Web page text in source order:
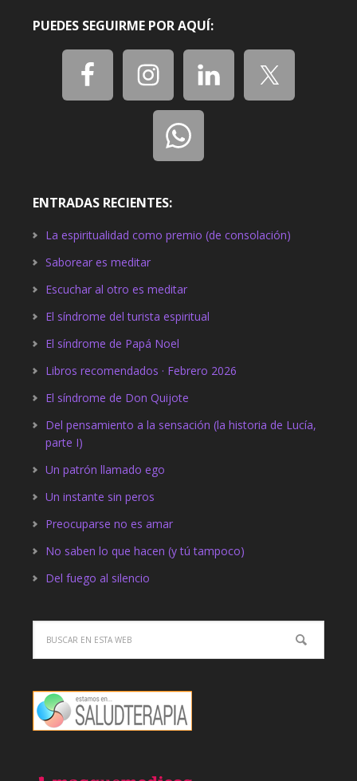
PUEDES SEGUIRME POR AQUÍ:
ENTRADAS RECIENTES:
La espiritualidad como premio (de consolación)
Saborear es meditar
Escuchar al otro es meditar
El síndrome del turista espiritual
El síndrome de Papá Noel
Libros recomendados · Febrero 2026
El síndrome de Don Quijote
Del pensamiento a la sensación (la historia de Lucía,
parte I)
Un patrón llamado ego
Un instante sin peros
Preocuparse no es amar
No saben lo que hacen (y tú tampoco)
Del fuego al silencio